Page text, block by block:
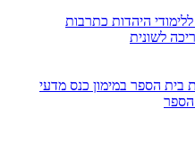
היהדות כתרבות
לשונית
הספר במימון כנס מדעי
הספר